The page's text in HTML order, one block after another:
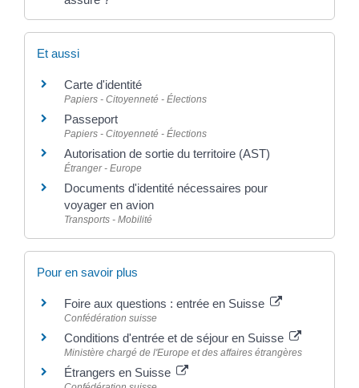
Et aussi
Carte d'identité
Papiers - Citoyenneté - Élections
Passeport
Papiers - Citoyenneté - Élections
Autorisation de sortie du territoire (AST)
Étranger - Europe
Documents d'identité nécessaires pour
voyager en avion
Transports - Mobilité
Pour en savoir plus
Foire aux questions : entrée en Suisse
Confédération suisse
Conditions d'entrée et de séjour en Suisse
Ministère chargé de l'Europe et des affaires étrangères
Étrangers en Suisse